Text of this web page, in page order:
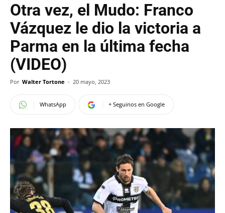
Otra vez, el Mudo: Franco
Vázquez le dio la victoria a
Parma en la última fecha
(VIDEO)
Por Walter Tortone - 20 mayo, 2023
WhatsApp + Seguinos en Google